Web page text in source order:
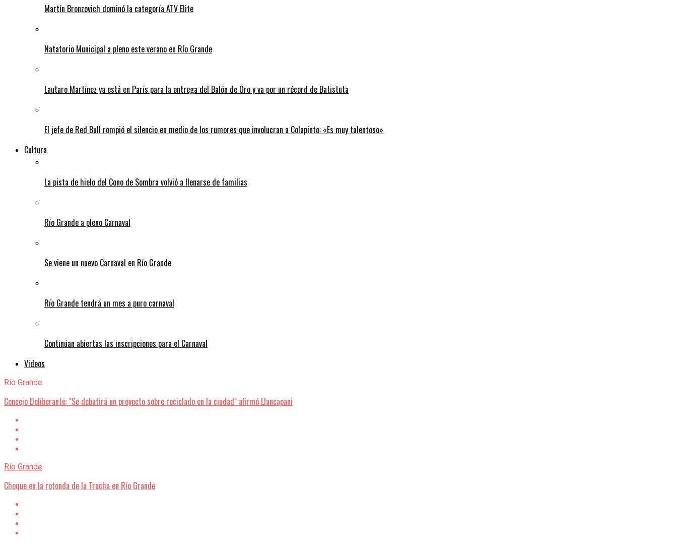
Martín Bronzovich dominó la categoría ATV Elite
Natatorio Municipal a pleno este verano en Río Grande
Lautaro Martínez ya está en París para la entrega del Balón de Oro y va por un récord de Batistuta
El jefe de Red Bull rompió el silencio en medio de los rumores que involucran a Colapinto: «Es muy talentoso»
Cultura
La pista de hielo del Cono de Sombra volvió a llenarse de familias
Río Grande a pleno Carnaval
Se viene un nuevo Carnaval en Río Grande
Río Grande tendrá un mes a puro carnaval
Continúan abiertas las inscripciones para el Carnaval
Videos
Río Grande
Concejo Deliberante: "Se debatirá un proyecto sobre reciclado en la ciudad" afirmó Llancapani
Río Grande
Choque en la rotonda de la Trucha en Río Grande